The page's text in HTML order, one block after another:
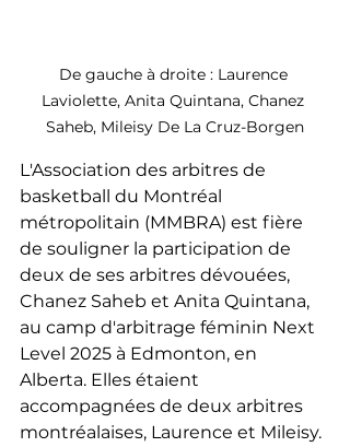
De gauche à droite : Laurence
Laviolette, Anita Quintana, Chanez
Saheb, Mileisy De La Cruz-Borgen
L'Association des arbitres de
basketball du Montréal
métropolitain (MMBRA) est fière
de souligner la participation de
deux de ses arbitres dévouées,
Chanez Saheb et Anita Quintana,
au camp d'arbitrage féminin Next
Level 2025 à Edmonton, en
Alberta. Elles étaient
accompagnées de deux arbitres
montréalaises, Laurence et Mileisy.